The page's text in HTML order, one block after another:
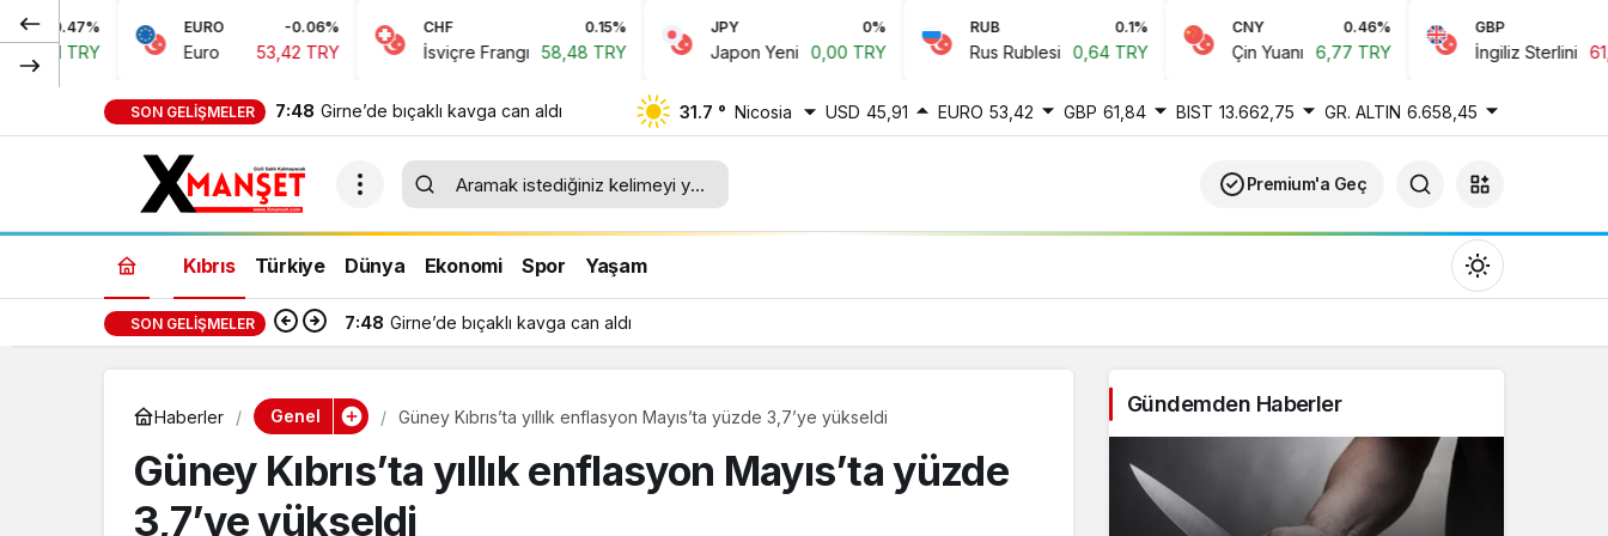
EURO -0.06%
Euro 53,42 TRY
CHF 0.15%
İsviçre Frangı 58,48 TRY
JPY 0%
Japon Yeni 0,00 TRY
0.1%
Rus Rublesi 0,64 TRY
CNY 0.46%
Çin Yuanı 6,77 TRY
GBP -0.22%
İngiliz Sterlini 61,84 TRY
SON GELIŞMELER 7:48 Girne’de bıçaklı kavga can aldı 31.7 ° Nicosia USD 45,91 EURO 53,42 GBP 61,84 BIST 13.662,75 GR. ALTIN 6.658,45
Premium'a Geç
Kıbrıs Türkiye Dünya Ekonomi Spor Yaşam
Gündüz Modu
Gündüz modunu seçin.
SON GELIŞMELER 7:48 Girne’de bıçaklı kavga can aldı
Haberler Genel Güney Kıbrıs’ta yıllık enflasyon Mayıs’ta yüzde 3,7’ye yükseldi
Güney Kıbrıs’ta yıllık enflasyon Mayıs’ta yüzde
3,7’ye yükseldi
Gündemden Haberler